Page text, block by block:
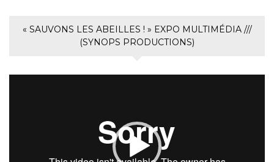
« SAUVONS LES ABEILLES ! » EXPO MULTIMÉDIA ///
(SYNOPS PRODUCTIONS)